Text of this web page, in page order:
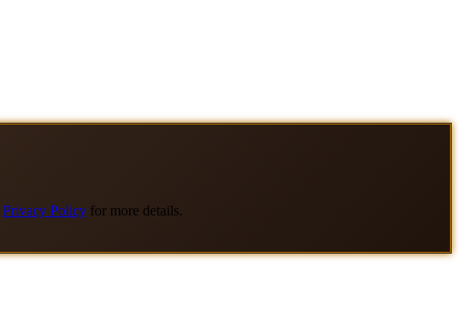
Privacy Policy for more details.